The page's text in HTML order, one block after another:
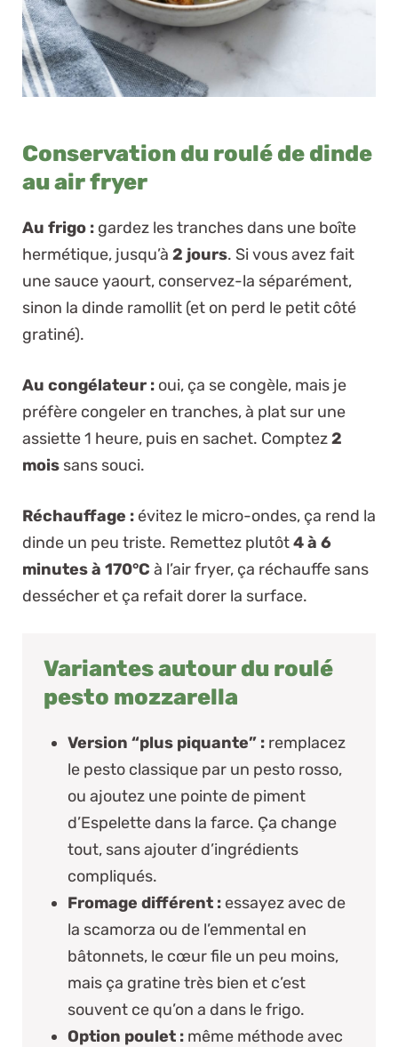
Conservation du roulé de dinde
au air fryer
Au frigo : gardez les tranches dans une boîte
hermétique, jusqu’à 2 jours. Si vous avez fait
une sauce yaourt, conservez-la séparément,
sinon la dinde ramollit (et on perd le petit côté
gratiné).
Au congélateur : oui, ça se congèle, mais je
préfère congeler en tranches, à plat sur une
assiette 1 heure, puis en sachet. Comptez2
mois sans souci.
Réchauffage : évitez le micro-ondes, ça rend la
dinde un peu triste. Remettez plutôt4 à 6
minutes à 170°C à l’air fryer, ça réchauffe sans
dessécher et ça refait dorer la surface.
Variantes autour du roulé
pesto mozzarella
Version “plus piquante” : remplacez
le pesto classique par un pesto rosso,
ou ajoutez une pointe de piment
d’Espelette dans la farce. Ça change
tout, sans ajouter d’ingrédients
compliqués.
Fromage différent : essayez avec de
la scamorza ou de l’emmental en
bâtonnets, le cœur file un peu moins,
mais ça gratine très bien et c’est
souvent ce qu’on a dans le frigo.
Option poulet : même méthode avec